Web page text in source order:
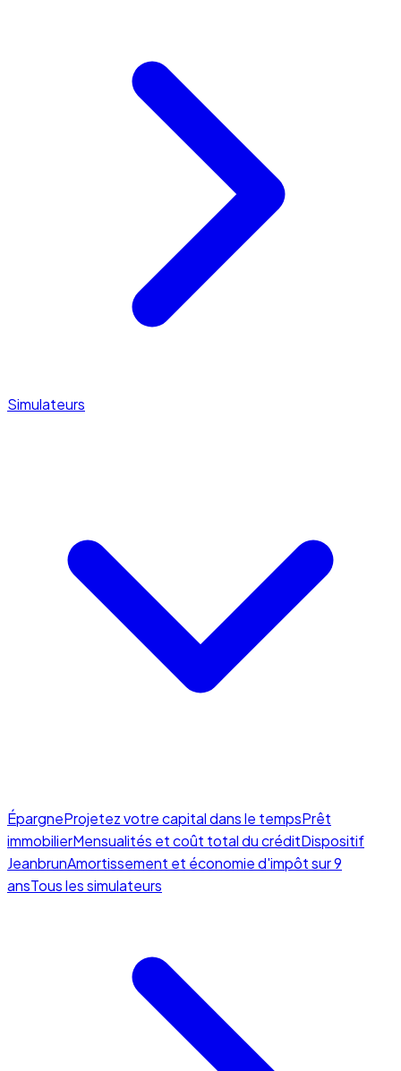
Simulateurs
ÉpargneProjetez votre capital dans le tempsPrêt
immobilierMensualités et coût total du créditDispositif
JeanbrunAmortissement et économie d'impôt sur 9
ansTous les simulateurs